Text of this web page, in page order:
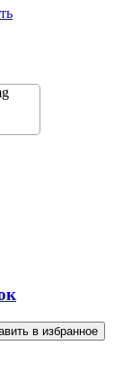
в избранное